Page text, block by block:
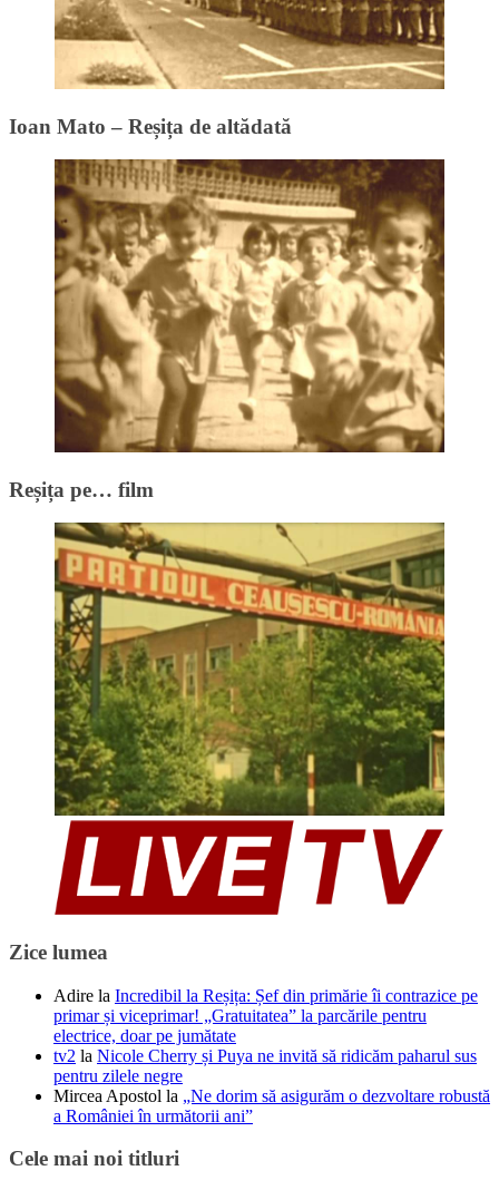
Ioan Mato – Reșița de altădată
Reșița pe… film
Zice lumea
Adire la Incredibil la Reșița: Șef din primărie îi contrazice pe
primar și viceprimar! „Gratuitatea” la parcările pentru
electrice, doar pe jumătate
tv2 la Nicole Cherry și Puya ne invită să ridicăm paharul sus
pentru zilele negre
Mircea Apostol la „Ne dorim să asigurăm o dezvoltare robustă
a României în următorii ani”
Cele mai noi titluri